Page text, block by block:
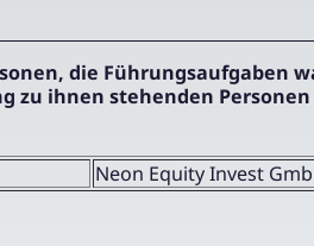
die Führungsaufgaben
zu ihnen stehenden Personen
Neon Equity Invest